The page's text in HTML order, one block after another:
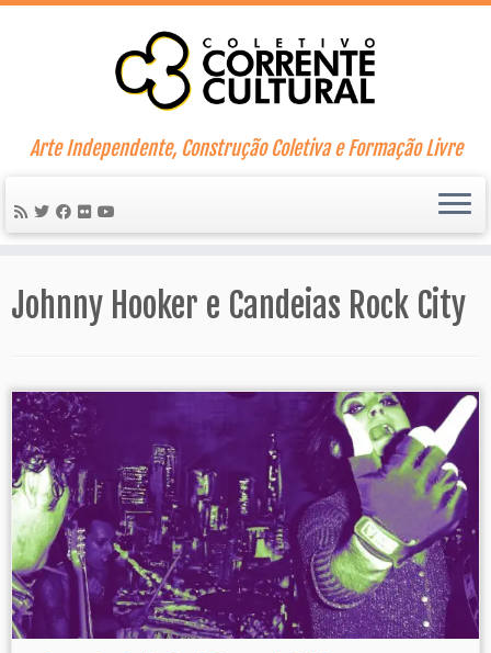
Skip
Arte Independente, Construção Coletiva e Formação Livre
Johnny Hooker e Candeias Rock City